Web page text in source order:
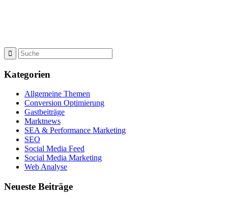
Kategorien
Allgemeine Themen
Conversion Optimierung
Gastbeiträge
Marktnews
SEA & Performance Marketing
SEO
Social Media Feed
Social Media Marketing
Web Analyse
Neueste Beiträge